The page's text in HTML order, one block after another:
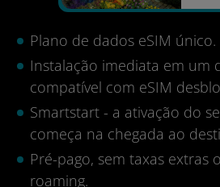
Plano de dados eSIM único.
Instalação imediata em um
compatível com eSIM
Smartstart - a ativação do
começa na chegada ao
Pré-pago, sem taxas extras
roaming.